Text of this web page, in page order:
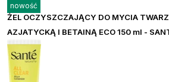
ŻEL OCZYSZCZAJĄCY DO MYCIA
AZJATYCKĄ I BETAINĄ ECO 150 ml -
nowość